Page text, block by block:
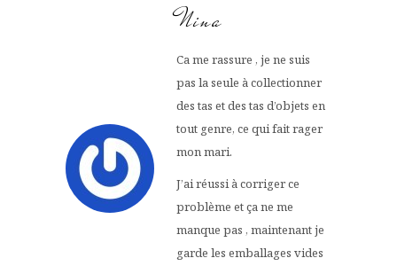
Nina
Ca me rassure , je ne suis
pas la seule à collectionner
des tas et des tas d’objets en
tout genre, ce qui fait rager
mon mari.
J’ai réussi à corriger ce
problème et ça ne me
manque pas , maintenant je
garde les emballages vides